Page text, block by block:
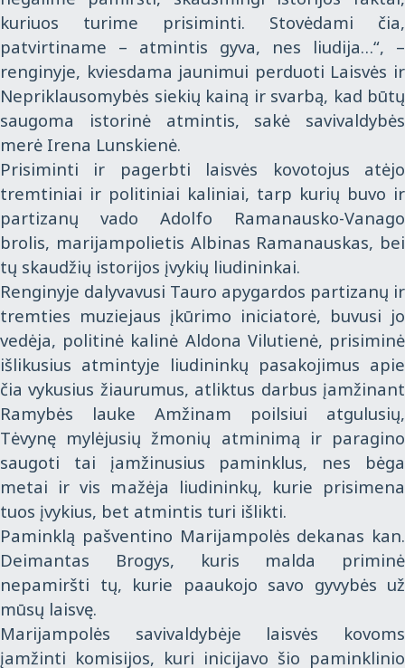
kuriuos turime prisiminti. Stovėdami čia,
patvirtiname – atmintis gyva, nes liudija…“, –
renginyje, kviesdama jaunimui perduoti Laisvės ir
Nepriklausomybės siekių kainą ir svarbą, kad būtų
saugoma istorinė atmintis, sakė savivaldybės
merė Irena Lunskienė.
Prisiminti ir pagerbti laisvės kovotojus atėjo
tremtiniai ir politiniai kaliniai, tarp kurių buvo ir
partizanų vado Adolfo Ramanausko-Vanago
brolis, marijampolietis Albinas Ramanauskas, bei
tų skaudžių istorijos įvykių liudininkai.
Renginyje dalyvavusi Tauro apygardos partizanų ir
tremties muziejaus įkūrimo iniciatorė, buvusi jo
vedėja, politinė kalinė Aldona Vilutienė, prisiminė
išlikusius atmintyje liudininkų pasakojimus apie
čia vykusius žiaurumus, atliktus darbus įamžinant
Ramybės lauke Amžinam poilsiui atgulusių,
Tėvynę mylėjusių žmonių atminimą ir paragino
saugoti tai įamžinusius paminklus, nes bėga
metai ir vis mažėja liudininkų, kurie prisimena
tuos įvykius, bet atmintis turi išlikti.
Paminklą pašventino Marijampolės dekanas kan.
Deimantas Brogys, kuris malda priminė
nepamiršti tų, kurie paaukojo savo gyvybės už
mūsų laisvę.
Marijampolės savivaldybėje laisvės kovoms
įamžinti komisijos, kuri inicijavo šio paminklinio